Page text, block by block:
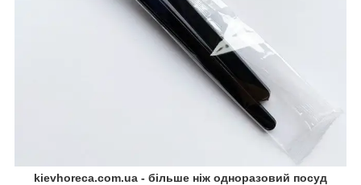
kievhoreca.com.ua - більше ніж одноразовий посуд